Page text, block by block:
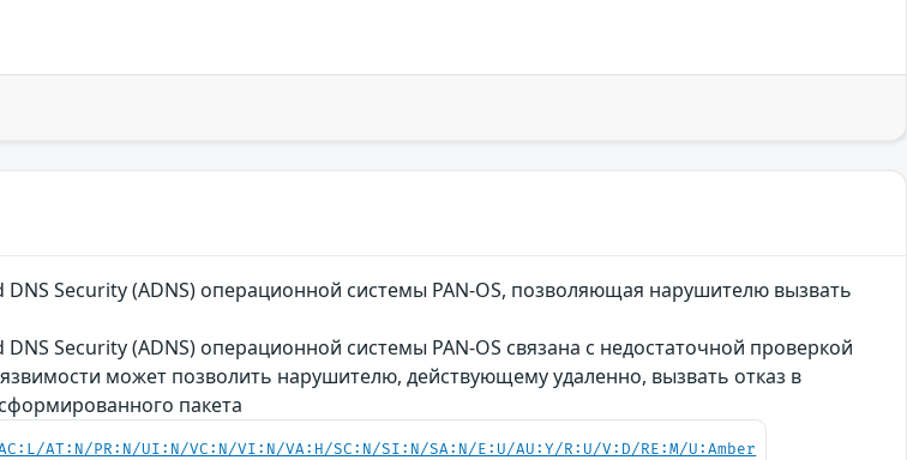
DNS Security (ADNS) операционной системы PAN-OS, позволяющая нарушителю вызвать
Security (ADNS) операционной системы PAN-OS связана с недостаточной проверкой
может позволить нарушителю, действующему удаленно, вызвать отказ в
пакета
AT:N/PR:N/UI:N/VC:N/VI:N/VA:H/SC:N/SI:N/SA:N/E:U/AU:Y/R:U/V:D/RE:M/U:Amber